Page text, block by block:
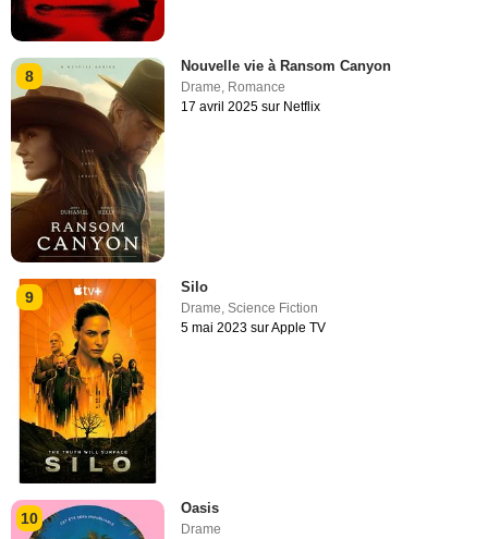
8
Nouvelle vie à Ransom Canyon
Drame Romance
17 avril 2025 sur Netflix
9
Silo
Drame,Science Fiction
5 mai 2023 sur Apple TV
10
Oasis
Drame